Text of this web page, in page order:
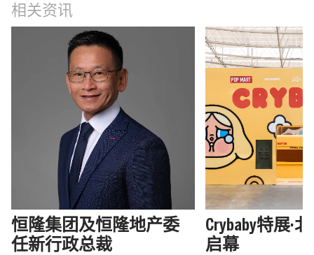
相关资讯
恒隆集团及恒隆地产委
任新行政总裁
Crybaby特展·
启幕